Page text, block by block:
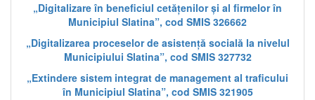
„Digitalizare în beneficiul cetățenilor și al firmelor în
Municipiul Slatina”, cod SMIS 326662
„Digitalizarea proceselor de asistență socială la nivelul
Municipiului Slatina”, cod SMIS 327732
„Extindere sistem integrat de management al traficului
în Municipiul Slatina”, cod SMIS 321905